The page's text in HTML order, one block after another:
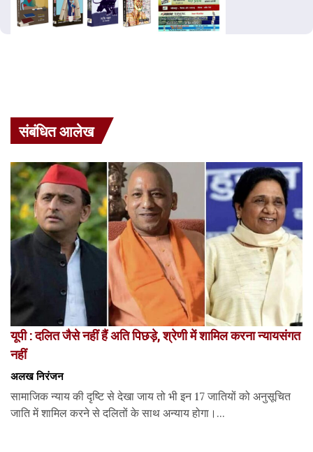
संबंधित आलेख
यूपी : दलित जैसे नहीं हैं अति पिछड़े, श्रेणी में शामिल करना न्यायसंगत
नहीं
अलख निरंजन
सामाजिक न्याय की दृष्टि से देखा जाय तो भी इन 17 जातियों को अनुसूचित
जाति में शामिल करने से दलितों के साथ अन्याय होगा।...